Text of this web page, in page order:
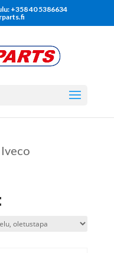
+358 40 5386634